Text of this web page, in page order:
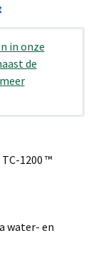
in onze
de
1200 ™
water- en